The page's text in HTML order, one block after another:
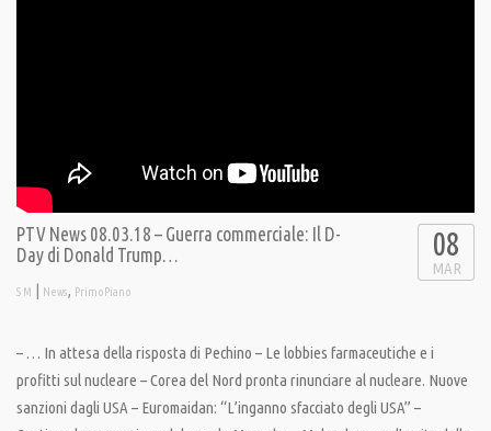
PTV News 08.03.18 – Guerra commerciale: Il D-
Day di Donald Trump…
S M | News, PrimoPiano
08
MAR
– … In attesa della risposta di Pechino – Le lobbies farmaceutiche e i
profitti sul nucleare – Corea del Nord pronta rinunciare al nucleare. Nuove
sanzioni dagli USA – Euromaidan: “L’inganno sfacciato degli USA” –